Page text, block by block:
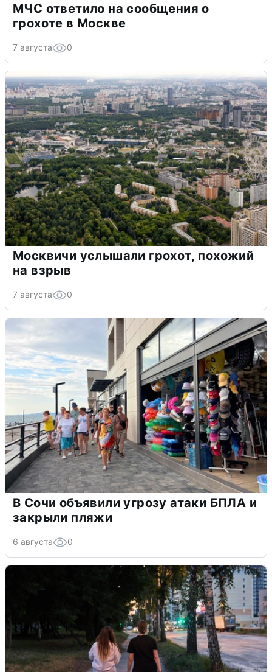
МЧС ответило на сообщения о
грохоте в Москве
7 августа 0
Москвичи услышали грохот, похожий
на взрыв
7 августа 0
В Сочи объявили угрозу атаки БПЛА и
закрыли пляжи
6 августа 0